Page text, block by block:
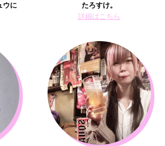
ウに
たろすけ。
詳細はこちら